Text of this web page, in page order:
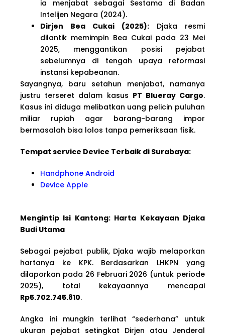
ia menjabat sebagai Sestama di Badan
Intelijen Negara (2024).
Dirjen Bea Cukai (2025): Djaka resmi
dilantik memimpin Bea Cukai pada 23 Mei
2025, menggantikan posisi pejabat
sebelumnya di tengah upaya reformasi
instansi kepabeanan.
Sayangnya, baru setahun menjabat, namanya
justru terseret dalam kasus PT Blueray Cargo.
Kasus ini diduga melibatkan uang pelicin puluhan
miliar rupiah agar barang-barang impor
bermasalah bisa lolos tanpa pemeriksaan fisik.
Tempat service Device Terbaik di Surabaya:
Handphone Android
Device Apple
Mengintip Isi Kantong: Harta Kekayaan Djaka
Budi Utama
Sebagai pejabat publik, Djaka wajib melaporkan
hartanya ke KPK. Berdasarkan LHKPN yang
dilaporkan pada 26 Februari 2026 (untuk periode
2025), total kekayaannya mencapai
Rp5.702.745.810.
Angka ini mungkin terlihat “sederhana” untuk
ukuran pejabat setingkat Dirjen atau Jenderal